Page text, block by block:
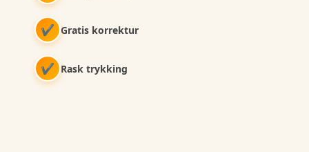
✔ Gratis korrektur
✔ Rask trykking